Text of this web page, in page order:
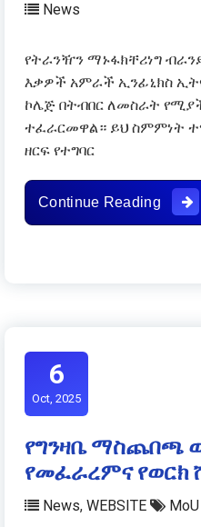
News
የትራንዥን ማኑፋክቸሪነግ
እቃዎች አምራች ኢንፊኒክስ
ኮሌጅ በትብበር ለመስራት
ተፈራርመዋል። ይህ ስምምነት
ዘርፍ የተግባር
Continue Reading
6
Oct, 2025
የግንዛቤ ማስጨበጫ
የመፈራረምና የወርክ
News, WEBSITE MoU